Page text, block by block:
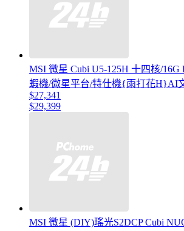
MSI 微星 Cubi U5-125H 十四核/16G
蝦機/微星平台/特仕機{雨打花H}AI
$27,341
$29,399
MSI 微星 (DIY)瑤光S2DCP Cubi